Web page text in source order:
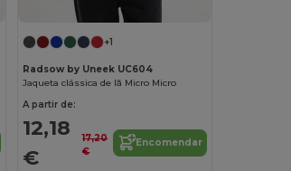
+1
Radsow by Uneek UC604
Jaqueta clássica de lã Micro Micro
A partir de:
12,18
€
17,20
€
Encomendar